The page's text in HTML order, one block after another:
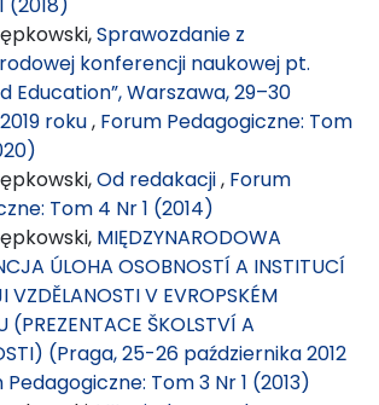
Sprawozdanie z
konferencji naukowej pt.
Education”, Warszawa, 29–30
roku, Forum Pedagogiczne: Tom
Od redakacji, Forum
Tom 4 Nr 1 (2014)
MIĘDZYNARODOWA
ÚLOHA OSOBNOSTÍ A INSTITUCÍ
VZDĚLANOSTI V EVROPSKÉM
(PREZENTACE ŠKOLSTVÍ A
(Praga, 25-26 października 2012
Pedagogiczne: Tom 3 Nr 1 (2013)